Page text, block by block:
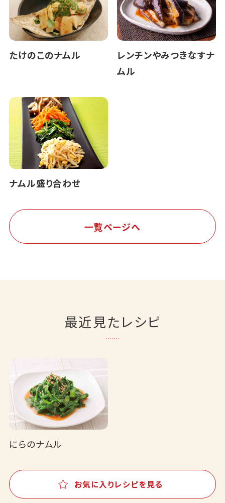
たけのこのナムル
レンチンやみつきなすナ
ムル
ナムル盛り合わせ
一覧ページへ
最近見たレシピ
にらのナムル
お気に入りレシピを見る